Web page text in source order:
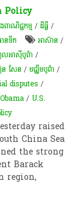
Policy
ពាណិជ្ជកម្ម /ដីធ្លី /
ន​ទឹក​ អាស៊ាន /
ល​អាស៊ីបូព៌ា /
សែន /ម​ជ្ឈឹ​ម​បូព៌ា /
disputes /
/U.S.
raised
China Sea
the strong
Barack
region,